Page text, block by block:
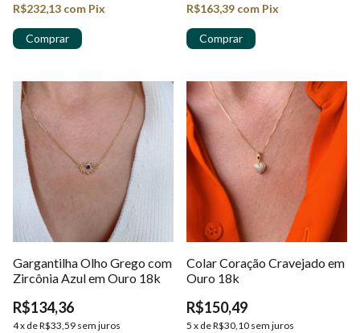
R$232,13 com Pix R$163,39 com Pix
Gargantilha Olho Grego com
Zircônia Azul em Ouro 18k
R$134,36
4x deR$33,59 sem juros
Colar Coração Cravejado em
Ouro 18k
R$150,49
5 x deR$30,10 sem juros